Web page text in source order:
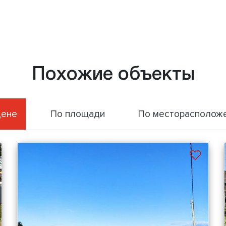
Похожие объекты
По площади По